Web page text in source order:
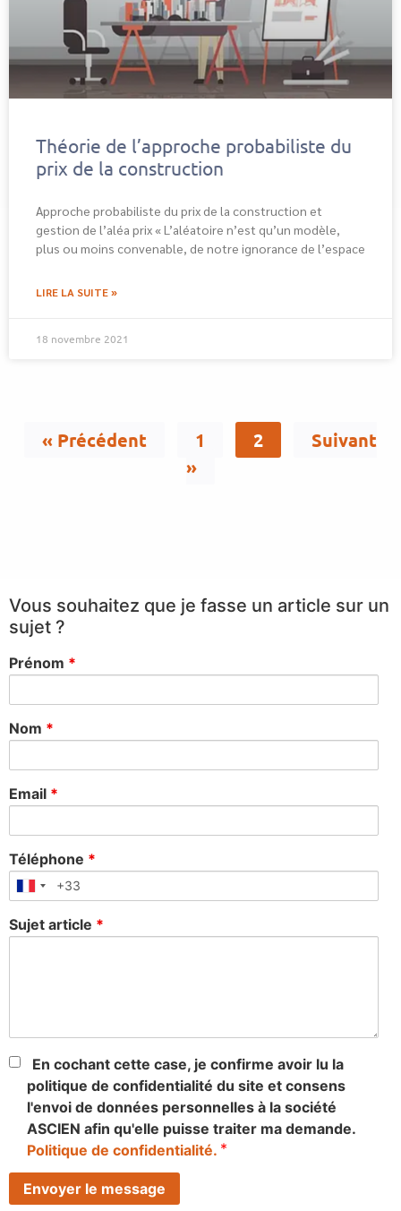
Théorie de l’approche probabiliste du
prix de la construction
Approche probabiliste du prix de la construction et
gestion de l’aléa prix « L’aléatoire n’est qu’un modèle,
plus ou moins convenable, de notre ignorance de l’espace
LIRE LA SUITE »
18 novembre 2021
« Précédent 1 2
Suivant
»
Vous souhaitez que je fasse un article sur un
sujet ?
Prénom *
Nom *
Email *
Téléphone *
Sujet article *
En cochant cette case, je confirme avoir lu la
politique de confidentialité du site et consens
l'envoi de données personnelles à la société
ASCIEN afin qu'elle puisse traiter ma demande.
Politique de confidentialité. *